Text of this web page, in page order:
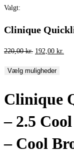
Valgt:
Clinique
220,00kr. Den
pris
220,00 kr..
192,00 kr.
Vælg muligheder
Clinique
– 2.5
– Cool